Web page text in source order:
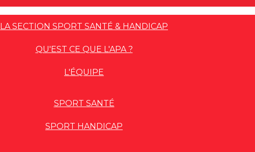
LA SECTION SPORT SANTÉ & HANDICAP
QU'EST CE QUE L'APA ?
L'ÉQUIPE
SPORT SANTÉ
SPORT HANDICAP